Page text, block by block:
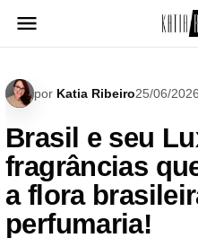
para
por Katia Ribeiro25/06/
Brasil e seu
fragrâncias
a flora
perfumaria!